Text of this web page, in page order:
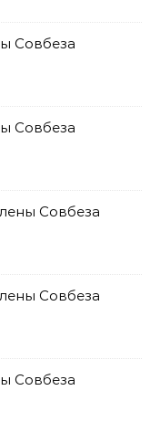
Совбеза
Совбеза
Совбеза
Совбеза
Совбеза